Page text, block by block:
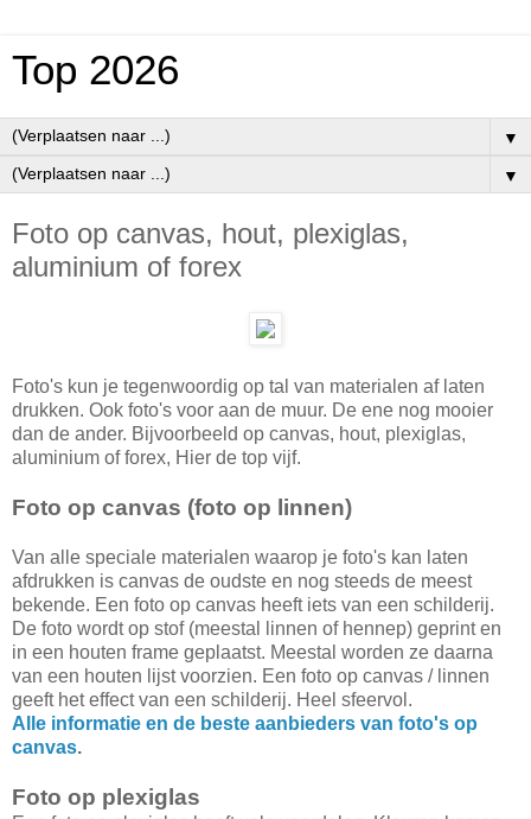
Top 2026
▼
▼
Foto op canvas, hout, plexiglas,
aluminium of forex
Foto's kun je tegenwoordig op tal van materialen af laten
drukken. Ook foto's voor aan de muur. De ene nog mooier
dan de ander. Bijvoorbeeld op canvas, hout, plexiglas,
aluminium of forex, Hier de top vijf.
Foto op canvas (foto op linnen)
Van alle speciale materialen waarop je foto's kan laten
afdrukken is canvas de oudste en nog steeds de meest
bekende. Een foto op canvas heeft iets van een schilderij.
De foto wordt op stof (meestal linnen of hennep) geprint en
in een houten frame geplaatst. Meestal worden ze daarna
van een houten lijst voorzien. Een foto op canvas / linnen
geeft het effect van een schilderij. Heel sfeervol.
Alle informatie en de beste aanbieders van foto's op
canvas.
Foto op plexiglas